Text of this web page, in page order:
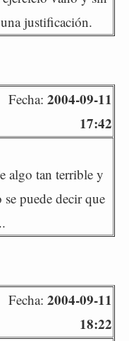
justificación.
Fecha: 2004-09-11
17:42
algo tan terrible y
puede decir que
Fecha: 2004-09-11
18:22